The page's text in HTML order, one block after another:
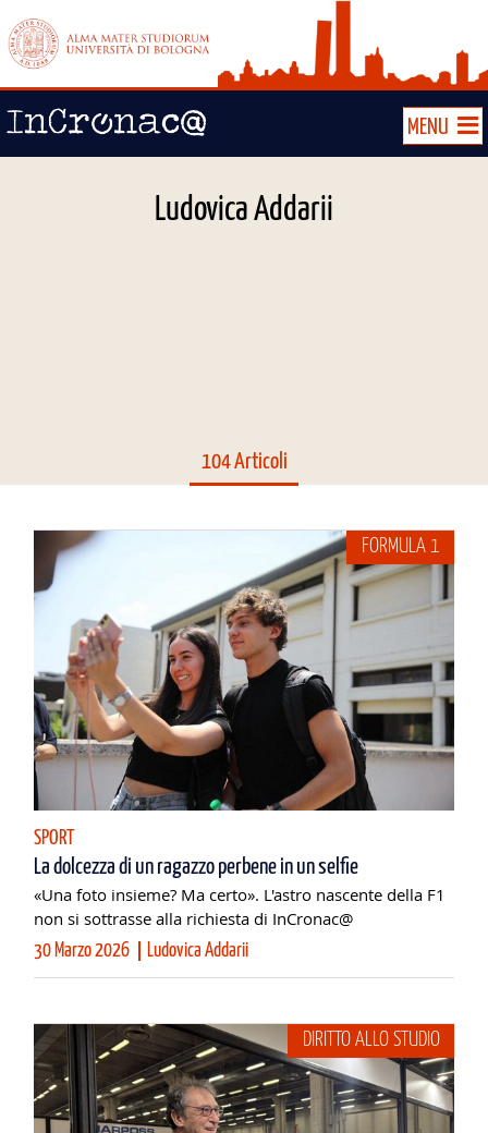
MENU
Ludovica Addarii
104 Articoli
SPORT
FORMULA 1
La dolcezza di un ragazzo perbene in un selfie
«Una foto insieme? Ma certo». L'astro nascente della F1
non si sottrasse alla richiesta di InCronac@
30 Marzo 2026 Ludovica Addarii
DIRITTO ALLO STUDIO